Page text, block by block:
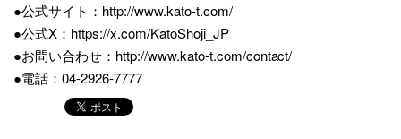
●公式サイト： http://www.kato-t.com/
●公式X： https://x.com/KatoShoji_JP
●お問い合わせ： http://www.kato-t.com/contact/
●電話：04-2926-7777